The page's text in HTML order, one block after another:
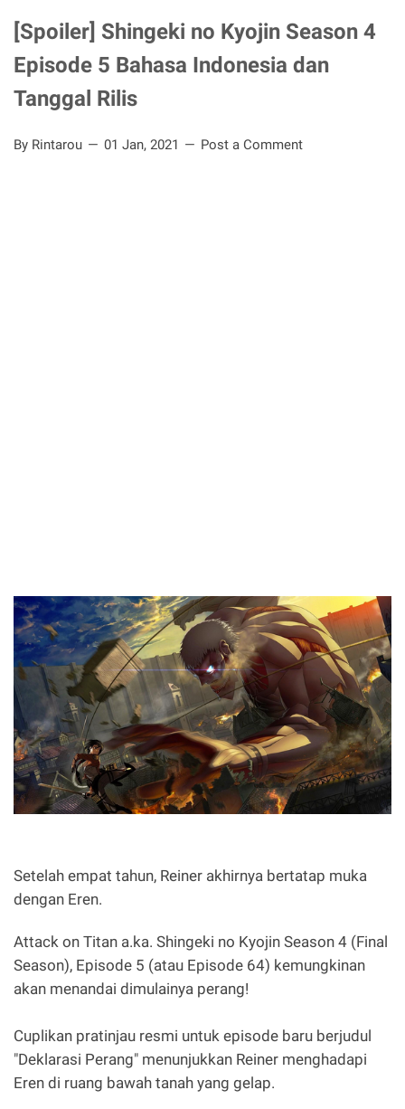
[Spoiler] Shingeki no Kyojin Season 4
Episode 5 Bahasa Indonesia dan
Tanggal Rilis
By Rintarou 01 Jan, 2021 Post a Comment
Setelah empat tahun, Reiner akhirnya bertatap muka
dengan Eren.
Attack on Titan a.ka. Shingeki no Kyojin Season 4 (Final
Season), Episode 5 (atau Episode 64) kemungkinan
akan menandai dimulainya perang!
Cuplikan pratinjau resmi untuk episode baru berjudul
"Deklarasi Perang" menunjukkan Reiner menghadapi
Eren di ruang bawah tanah yang gelap.